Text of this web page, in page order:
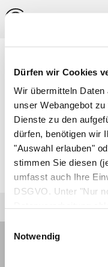
Dürfen wir Cookies
Wir übermitteln Daten
unser Webangebot
Dienste zu den
dürfen, benötigen wir
"Auswahl erlauben"
stimmen Sie diesen
umfasst auch Ihre
DSGVO. Unter "Nur
Einwilligungsauswahl
Notwendig
Absaugen von
speziellen Sonde.
werden, wenn
staut oder vor